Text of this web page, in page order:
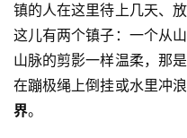
镇的人在这里待上几天、
这儿有两个镇子： 一个从
山脉的剪影一样温柔，那是
在蹦极绳上倒挂或水里冲
界。